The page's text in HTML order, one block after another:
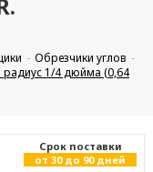
Обрезчики углов
радиус 1/4 дюйма (0,64
Cрок поставки
от 30 до 90 дней